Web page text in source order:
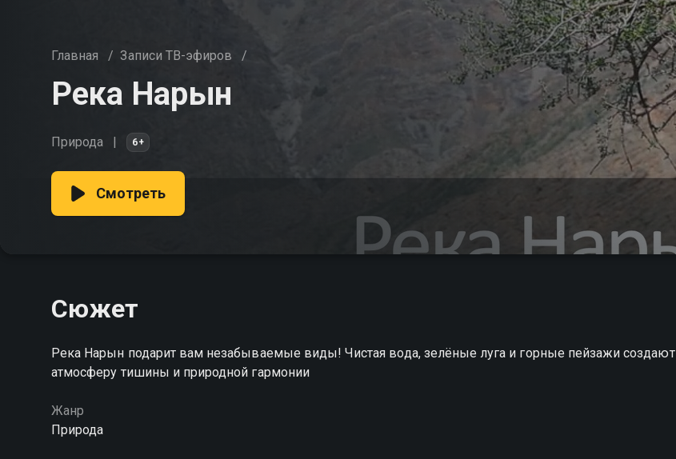
Главная / Записи ТВ-эфиров /
Река Нарын
Природа 6+
Смотреть
Сюжет
Река Нарын подарит вам незабываемые виды! Чистая вода, зелёные луга и горные пейзажи создают
атмосферу тишины и природной гармонии
Жанр
Природа